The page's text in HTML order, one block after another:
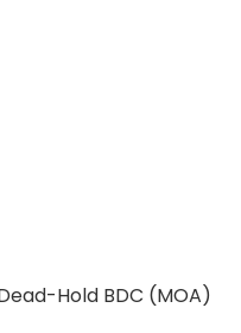
Hold BDC (MOA)